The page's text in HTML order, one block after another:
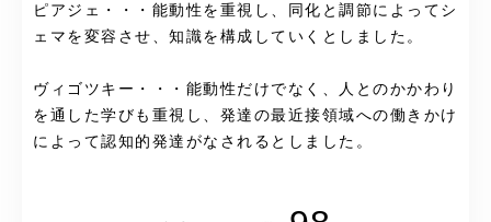
ピアジェ・・・能動性を重視し、同化と調節によってシ
ェマを変容させ、知識を構成していくとしました。
ヴィゴツキー・・・能動性だけでなく、人とのかかわり
を通した学びも重視し、発達の最近接領域への働きかけ
によって認知的発達がなされるとしました。